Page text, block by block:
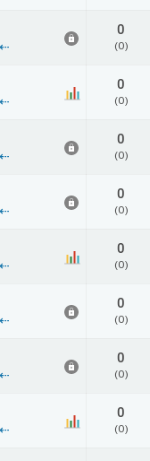
0
(0)
0
(0)
0
(0)
0
(0)
0
(0)
0
(0)
0
(0)
0
(0)